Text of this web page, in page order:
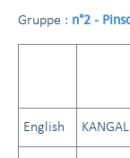
Gruppe : n°2 -
English